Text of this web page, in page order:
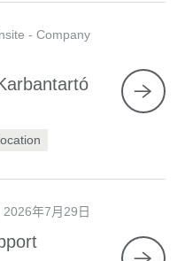
- Company
2026年7月29日